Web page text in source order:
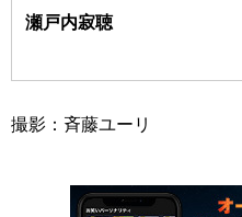
瀬戸内寂聴
撮影：斉藤ユーリ